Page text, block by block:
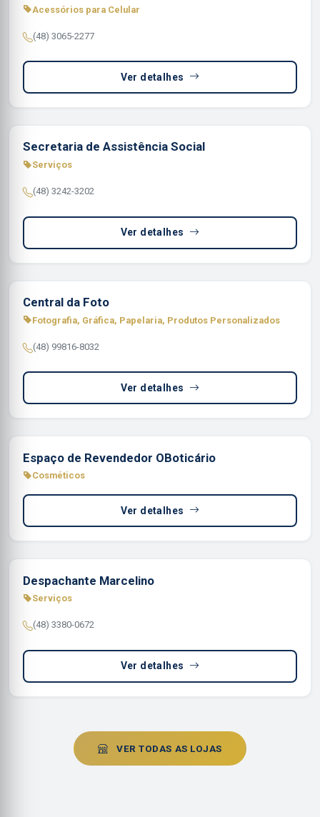
Acessórios para Celular
(48) 3065-2277
Ver detalhes
Secretaria de Assistência Social
Serviços
(48) 3242-3202
Ver detalhes
Central da Foto
Fotografia, Gráfica, Papelaria, Produtos Personalizados
(48) 99816-8032
Ver detalhes
Espaço de Revendedor OBoticário
Cosméticos
Ver detalhes
Despachante Marcelino
Serviços
(48) 3380-0672
Ver detalhes
VER TODAS AS LOJAS